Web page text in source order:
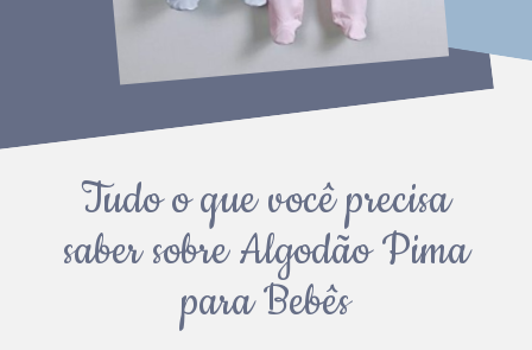
Tudo o que você precisa
saber sobre Algodão Pima
para Bebês